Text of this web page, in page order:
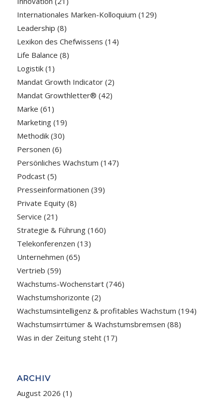
Internationales Marken-Kolloquium (129)
Leadership (8)
Lexikon des Chefwissens (14)
Life Balance (8)
Logistik(1)
Mandat Growth Indicator(2)
Mandat Growthletter® (42)
Marke (61)
Marketing(19)
Methodik(30)
Personen (6)
Persönliches Wachstum (147)
Podcast(5)
Presseinformationen (39)
Private Equity(8)
Service (21)
Strategie & Führung(160)
Telekonferenzen (13)
Unternehmen (65)
Vertrieb (59)
Wachstums-Wochenstart(746)
Wachstumshorizonte (2)
Wachstumsintelligenz & profitables Wachstum (194)
Wachstumsirrtümer & Wachstumsbremsen (88)
Was in der Zeitung steht(17)
ARCHIV
August 2026 (1)